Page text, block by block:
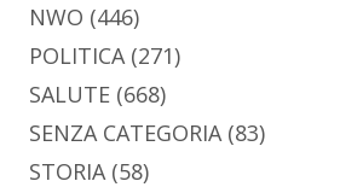
NWO (446)
POLITICA (271)
SALUTE (668)
SENZA CATEGORIA (83)
STORIA (58)